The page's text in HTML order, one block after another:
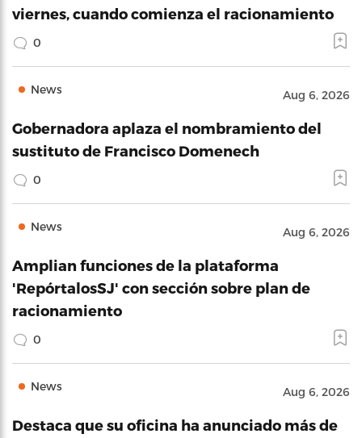
viernes, cuando comienza el racionamiento
0
News Aug 6, 2026
Gobernadora aplaza el nombramiento del
sustituto de Francisco Domenech
0
News Aug 6, 2026
Amplian funciones de la plataforma
'RepórtalosSJ' con sección sobre plan de
racionamiento
0
News Aug 6, 2026
Destaca que su oficina ha anunciado más de